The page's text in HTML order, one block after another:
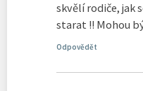
skvělí rodiče, jak
starat !! Mohou
Odpovědět